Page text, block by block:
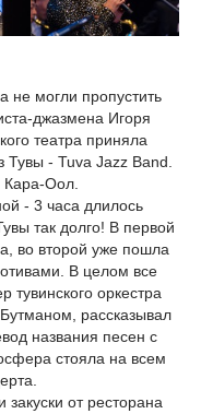
не могли пропустить
джазмена Игоря
театра приняла
Тувы - Tuva Jazz Band.
Оол.
- 3 часа длилось
так долго! В первой
во второй уже пошла
В целом все
тувинского оркестра
рассказывал
названия песен с
стояла на всем
от ресторана